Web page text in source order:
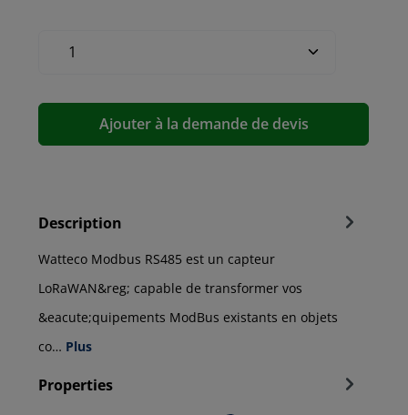
Ajouter à la demande de devis
Description
Watteco Modbus RS485 est un capteur
LoRaWAN&reg; capable de transformer vos
&eacute;quipements ModBus existants en objets
co… Plus
Properties